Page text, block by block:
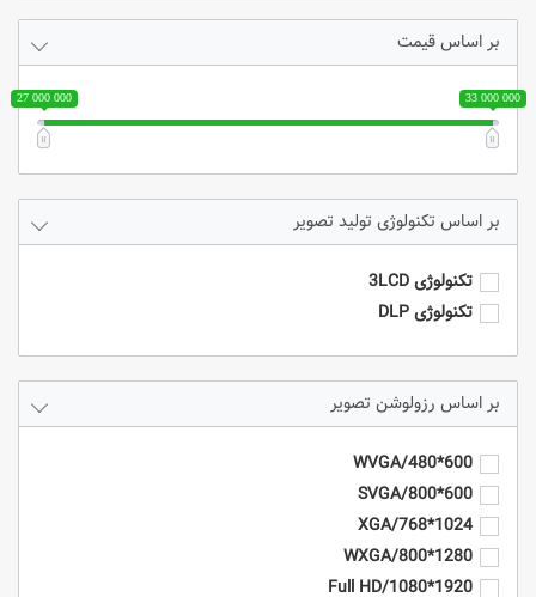
بر اساس قیمت
27 000 000 33 000 000
تکنولوژی تولید تصویر
تکنولوژی 3LCD
تکنولوژی DLP
رزولوشن تصویر
600*480/WVGA
600*800/SVGA
1024*768/XGA
1280*800/WXGA
1920*1080/Full HD